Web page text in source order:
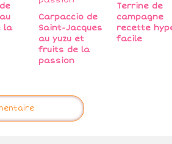
la
Carpaccio de
Saint-Jacques
au yuzu et
fruits de la
passion
Terrine de
campagne
recette
facile